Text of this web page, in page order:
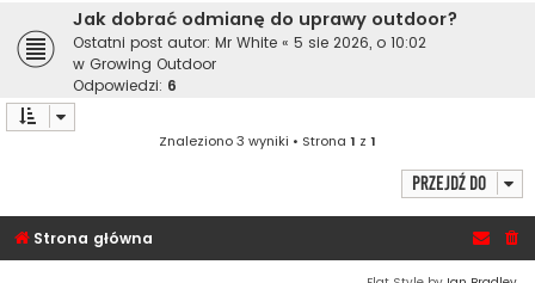
Jak dobrać odmianę do uprawy outdoor?
Ostatni post autor: Mr White « 5 sie 2026, o 10:02
w Growing Outdoor
Odpowiedzi: 6
Znaleziono 3 wyniki • Strona 1 z 1
Przejdź do
Strona główna